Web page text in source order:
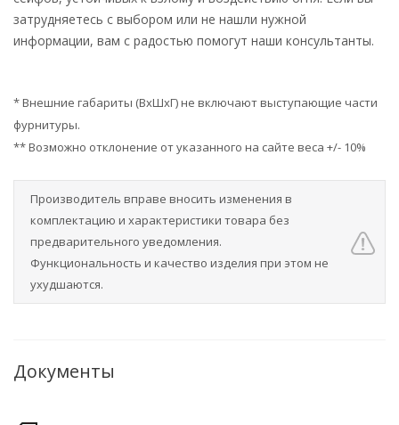
затрудняетесь с выбором или не нашли нужной
информации, вам с радостью помогут наши консультанты.
* Внешние габариты (ВхШхГ) не включают выступающие части
фурнитуры.
** Возможно отклонение от указанного на сайте веса +/- 10%
Производитель вправе вносить изменения в
комплектацию и характеристики товара без
предварительного уведомления.
Функциональность и качество изделия при этом не
ухудшаются.
Документы